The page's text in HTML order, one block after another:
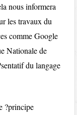
nous informera
les travaux du
comme Google
Nationale de
du langage
?principe